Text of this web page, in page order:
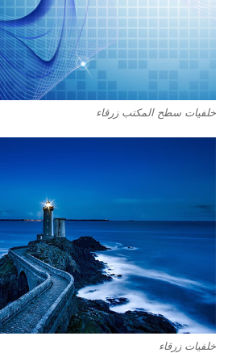
خلفيات سطح المكتب زرقاء
خلفيات زرقاء